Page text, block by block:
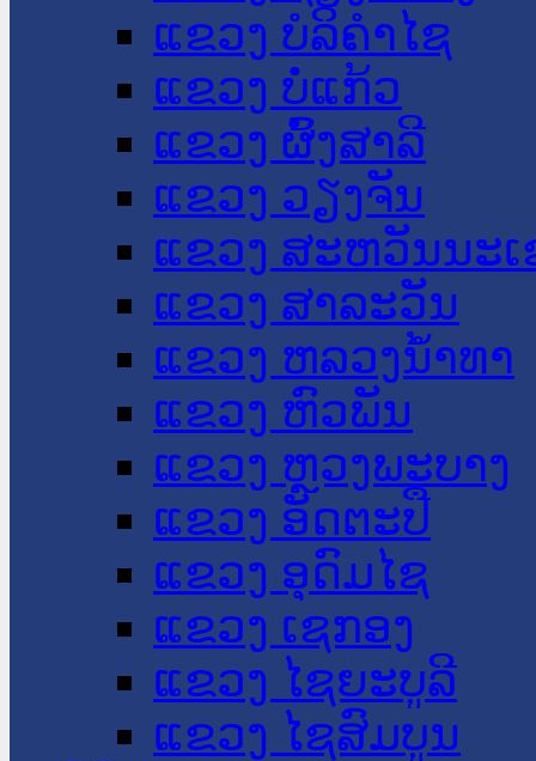
ແຂວງ ບໍລິຄໍາໄຊ
ແຂວງ ບໍ່ແກ້ວ
ແຂວງ ຜົ້ງສາລີ
ແຂວງ ວຽງຈັນ
ແຂວງ ສະຫວັນນະ
ແຂວງ ສາລະວັນ
ແຂວງ ຫລວງນໍ້າທາ
ແຂວງ ຫົວພັນ
ແຂວງ ຫຼວງພະບາງ
ແຂວງ ອັດຕະປື
ແຂວງ ອຸດົມໄຊ
ແຂວງ ເຊກອງ
ແຂວງ ໄຊຍະບູລີ
ແຂວງ ໄຊສົມບູນ